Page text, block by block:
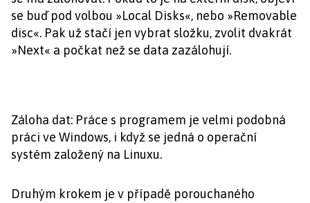
se buď pod volbou »Local Disks«, nebo »Removable
disc«. Pak už stačí jen vybrat složku, zvolit dvakrát
»Next« a počkat než se data zazálohují.
Záloha dat: Práce s programem je velmi podobná
práci ve Windows, i když se jedná o operační
systém založený na Linuxu.
Druhým krokem je v případě porouchaného